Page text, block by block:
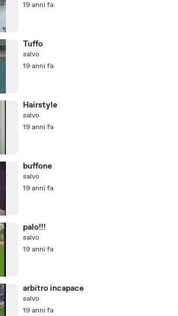
19 anni fa
Tuffo
salvo
19 anni fa
Hairstyle
salvo
19 anni fa
buffone
salvo
19 anni fa
palo!!!
salvo
19 anni fa
arbitro incapace
salvo
19 anni fa